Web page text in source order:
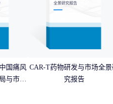
国痛风
与市场
全景研究报告
CAR-T药物研发与市场全
究报告